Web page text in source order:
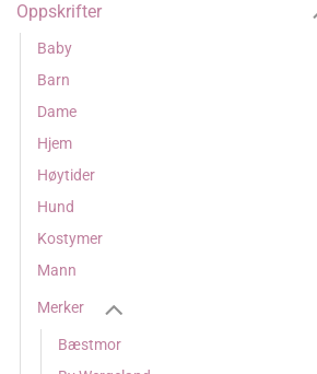
Oppskrifter
Baby
Barn
Dame
Hjem
Høytider
Hund
Kostymer
Mann
Merker
Bæstmor